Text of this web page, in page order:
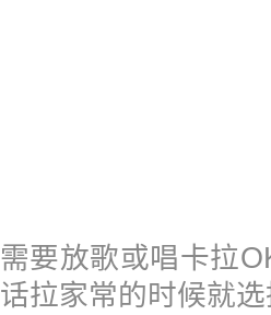
需要放歌或唱卡拉
话拉家常的时候就